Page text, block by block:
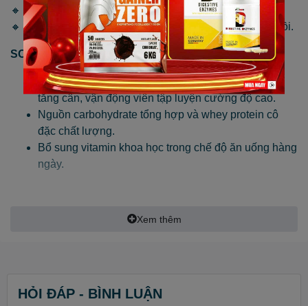
🔸 Cường độ làm việc cao, tiêu hao nhiều năng lượng.
🔸 Ngủ không đủ giấc, cơ thể không có thời gian phục hồi.
SOLID MASSmột sản phẩm của TREC NUTRITION
Bổ sung carbohydrate và protein cho người muốn
tăng cân, vận động viên tập luyện cường độ cao.
Nguồn carbohydrate tổng hợp và whey protein cô
đặc chất lượng.
Bổ sung vitamin khoa học trong chế độ ăn uống hàng
ngày.
Sữa hỗ trợ tăng cân, tăng cơ của Trec
cơ bắp. SOLID MASS chứa carbohydrate chuỗi ngắn,
Xem thêm
HỎI ĐÁP - BÌNH LUẬN